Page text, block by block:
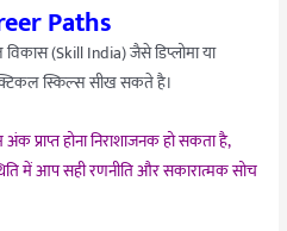
Paths
(Skill India) जैसे डिप्लोमा या
स्किल्स सीख सकते है।
अंक प्राप्त होना निराशाजनक हो सकता है,
में आप सही रणनीति और सकारात्मक सोच